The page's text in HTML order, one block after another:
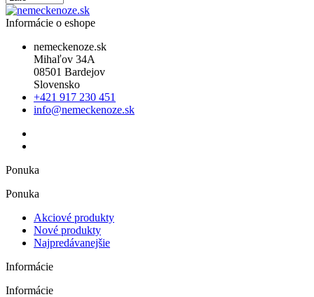
Informácie o eshope
nemeckenoze.sk
Mihaľov 34A
08501 Bardejov
Slovensko
+421 917 230 451
info@nemeckenoze.sk
Ponuka
Ponuka
Akciové produkty
Nové produkty
Najpredávanejšie
Informácie
Informácie